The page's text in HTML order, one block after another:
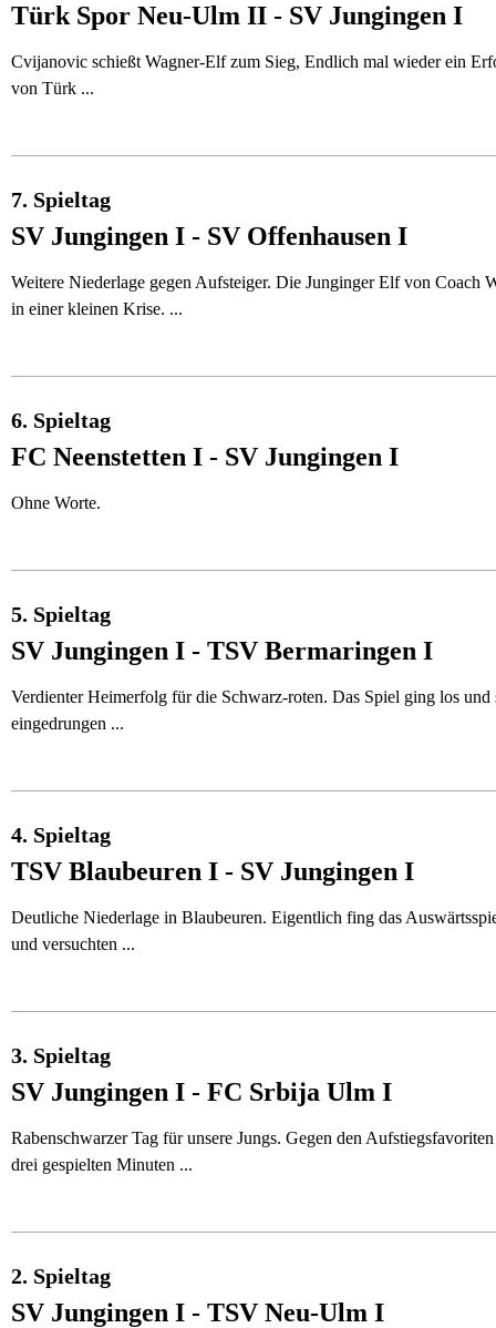
Türk Spor Neu-Ulm II - SV Jungingen I
Cvijanovic schießt Wagner-Elf zum Sieg, Endlich mal wieder ein
von Türk ...
7. Spieltag
SV Jungingen I - SV Offenhausen I
Weitere Niederlage gegen Aufsteiger. Die Junginger Elf von Coach
in einer kleinen Krise. ...
6. Spieltag
FC Neenstetten I - SV Jungingen I
Ohne Worte.
5. Spieltag
SV Jungingen I - TSV Bermaringen I
Verdienter Heimerfolg für die Schwarz-roten. Das Spiel ging los
eingedrungen ...
4. Spieltag
TSV Blaubeuren I - SV Jungingen I
Deutliche Niederlage in Blaubeuren. Eigentlich fing das
und versuchten ...
3. Spieltag
SV Jungingen I - FC Srbija Ulm I
Rabenschwarzer Tag für unsere Jungs. Gegen den
drei gespielten Minuten ...
2. Spieltag
SV Jungingen I - TSV Neu-Ulm I